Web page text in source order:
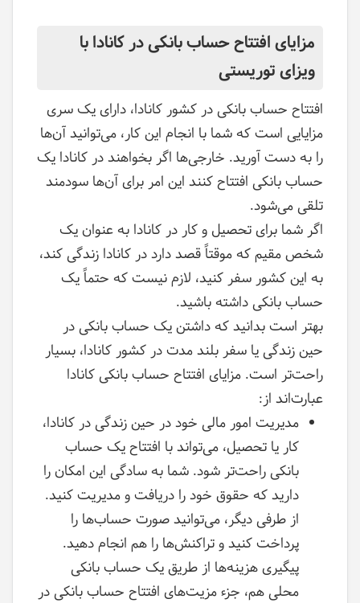
مزایای افتتاح حساب بانکی در کانادا با
ویزای توریستی
افتتاح حساب بانکی در کشور کانادا، دارای یک سری
مزایایی است که شما با انجام این کار، می‌توانید آن‌ها
را به دست آورید. خارجی‌ها اگر بخواهند در کانادا یک
حساب بانکی افتتاح کنند این امر برای آن‌ها سودمند
تلقی می‌شود.
اگر شما برای تحصیل و کار در کانادا به عنوان یک
شخص مقیم که موقتاً قصد دارد در کانادا زندگی کند،
به این کشور سفر کنید، لازم نیست که حتماً یک
حساب بانکی داشته باشید.
بهتر است بدانید که داشتن یک حساب بانکی در
حین زندگی یا سفر بلند مدت در کشور کانادا، بسیار
راحت‌تر است. مزایای افتتاح حساب بانکی کانادا
عبارت‌اند از:
مدیریت امور مالی خود در حین زندگی در کانادا،
کار یا تحصیل، می‌تواند با افتتاح یک حساب
بانکی راحت‌تر شود. شما به سادگی این امکان را
دارید که حقوق خود را دریافت و مدیریت کنید.
از طرفی دیگر، می‌توانید صورت حساب‌ها را
پرداخت کنید و تراکنش‌ها را هم انجام دهید.
پیگیری هزینه‌ها از طریق یک حساب بانکی
محلی هم، جزء مزیت‌های افتتاح حساب بانکی در